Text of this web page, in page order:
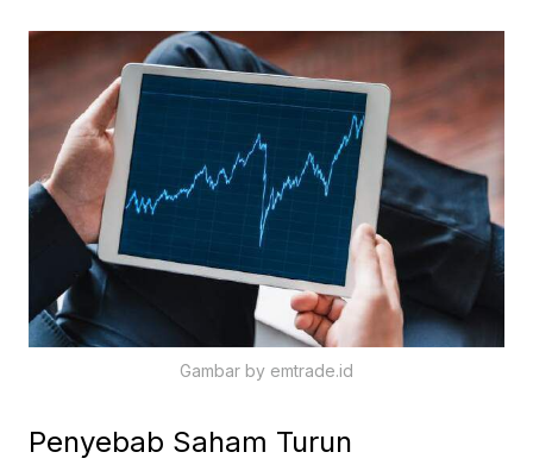
Gambar by emtrade.id
Penyebab Saham Turun